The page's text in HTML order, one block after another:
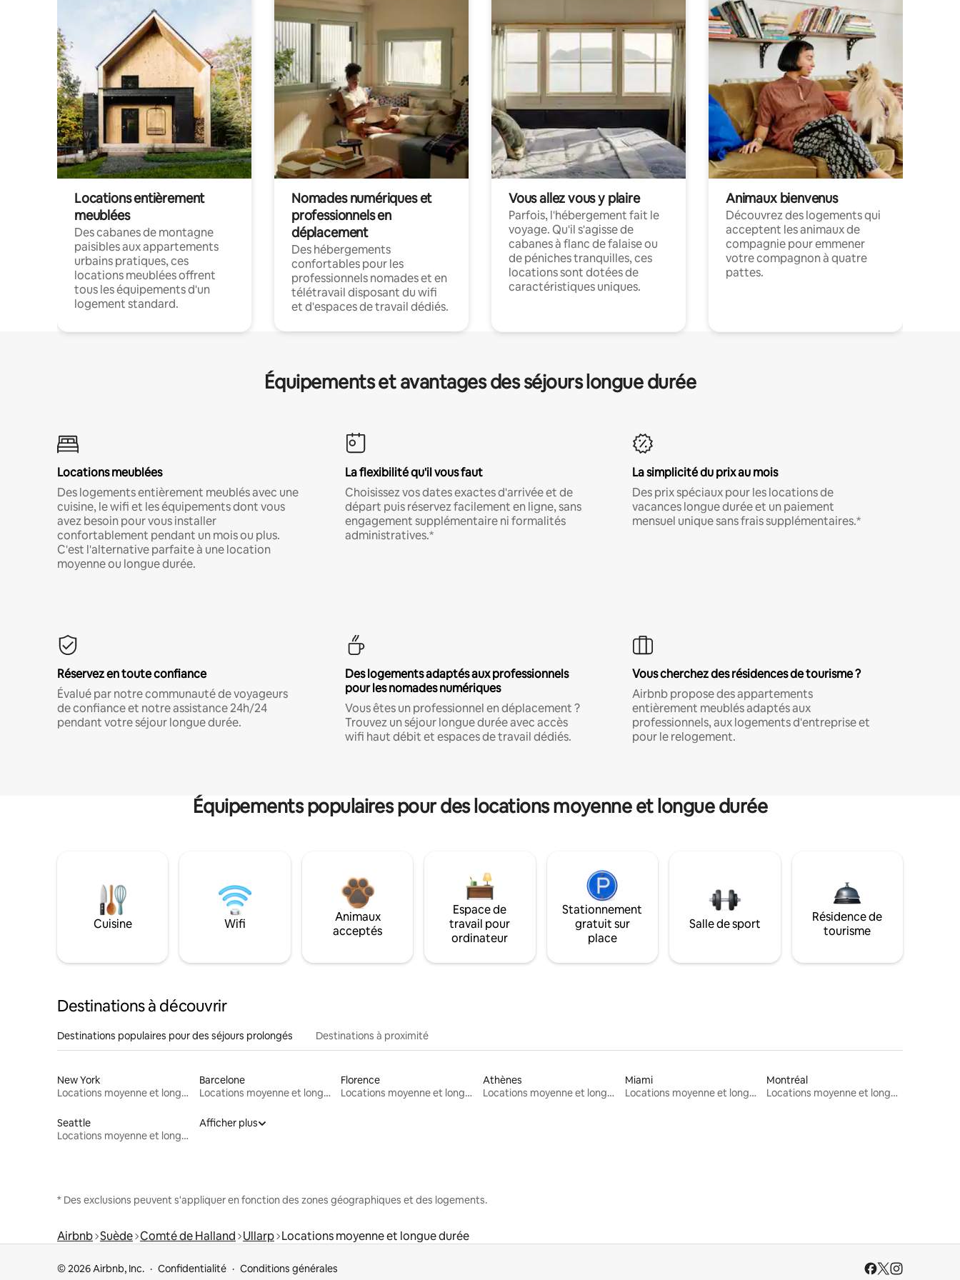
Locations entièrement
meublées
Des cabanes de montagne
paisibles aux appartements
urbains pratiques, ces
locations meublées offrent
tous les équipements d'un
logement standard.
Nomades numériques et
professionnels en
déplacement
Des hébergements
confortables pour les
professionnels nomades et en
télétravail disposant du wifi
et d'espaces de travail dédiés.
Vous allez vous y plaire
Parfois, l'hébergement fait le
voyage. Qu'il s'agisse de
cabanes à flanc de falaise ou
de péniches tranquilles, ces
locations sont dotées de
caractéristiques uniques.
Animaux bienvenus
Découvrez des logements qui
acceptent les animaux de
compagnie pour emmener
votre compagnon à quatre
pattes.
Équipements et avantages des séjours longue durée
Locations meublées
Des logements entièrement meublés avec une
cuisine, le wifi et les équipements dont vous
avez besoin pour vous installer
confortablement pendant un mois ou plus.
C'est l'alternative parfaite à une location
moyenne ou longue durée.
La flexibilité qu'il vous faut
Choisissez vos dates exactes d'arrivée et de
départ puis réservez facilement en ligne, sans
engagement supplémentaire ni formalités
administratives.*
La simplicité du prix au mois
Des prix spéciaux pour les locations de
vacances longue durée et un paiement
mensuel unique sans frais supplémentaires.*
Réservez en toute confiance
Évalué par notre communauté de voyageurs
de confiance et notre assistance 24h/24
pendant votre séjour longue durée.
Des logements adaptés aux professionnels
pour les nomades numériques
Vous êtes un professionnel en déplacement ?
Trouvez un séjour longue durée avec accès
wifi haut débit et espaces de travail dédiés.
Vous cherchez des résidences de tourisme ?
Airbnb propose des appartements
entièrement meublés adaptés aux
professionnels, aux logements d'entreprise et
pour le relogement.
Équipements populaires pour des locations moyenne et longue durée
Cuisine Wifi
Animaux
acceptés
Espace de
travail pour
ordinateur
Stationnement
gratuit sur
place
Salle de sport
Résidence de
tourisme
Destinations à découvrir
Destinations populaires pour des séjours prolongés Destinations à proximité
New York
Locations moyenne et longue durée
Barcelone
Locations moyenne et longue durée
Florence
Locations moyenne et longue durée
Athènes
Locations moyenne et longue durée
Miami
Locations moyenne et longue durée
Montréal
Locations moyenne et longue durée
Seattle
Locations moyenne et longue durée
Afficher plus
* Des exclusions peuvent s'appliquer en fonction des zones géographiques et des logements.
Airbnb Suède Comté de Halland Ullarp Locations moyenne et longue durée
© 2026 Airbnb, Inc. Confidentialité Conditions générales